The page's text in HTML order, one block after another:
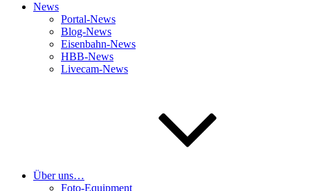
News
Portal-News
Blog-News
Eisenbahn-News
HBB-News
Livecam-News
Über uns…
Foto-Equipment